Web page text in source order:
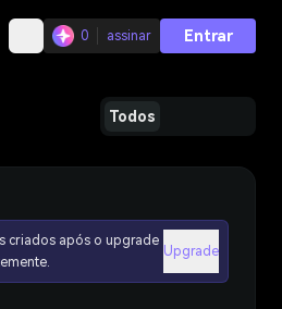
0 assinar Entrar
Todos
criados após o upgrade
Upgrade